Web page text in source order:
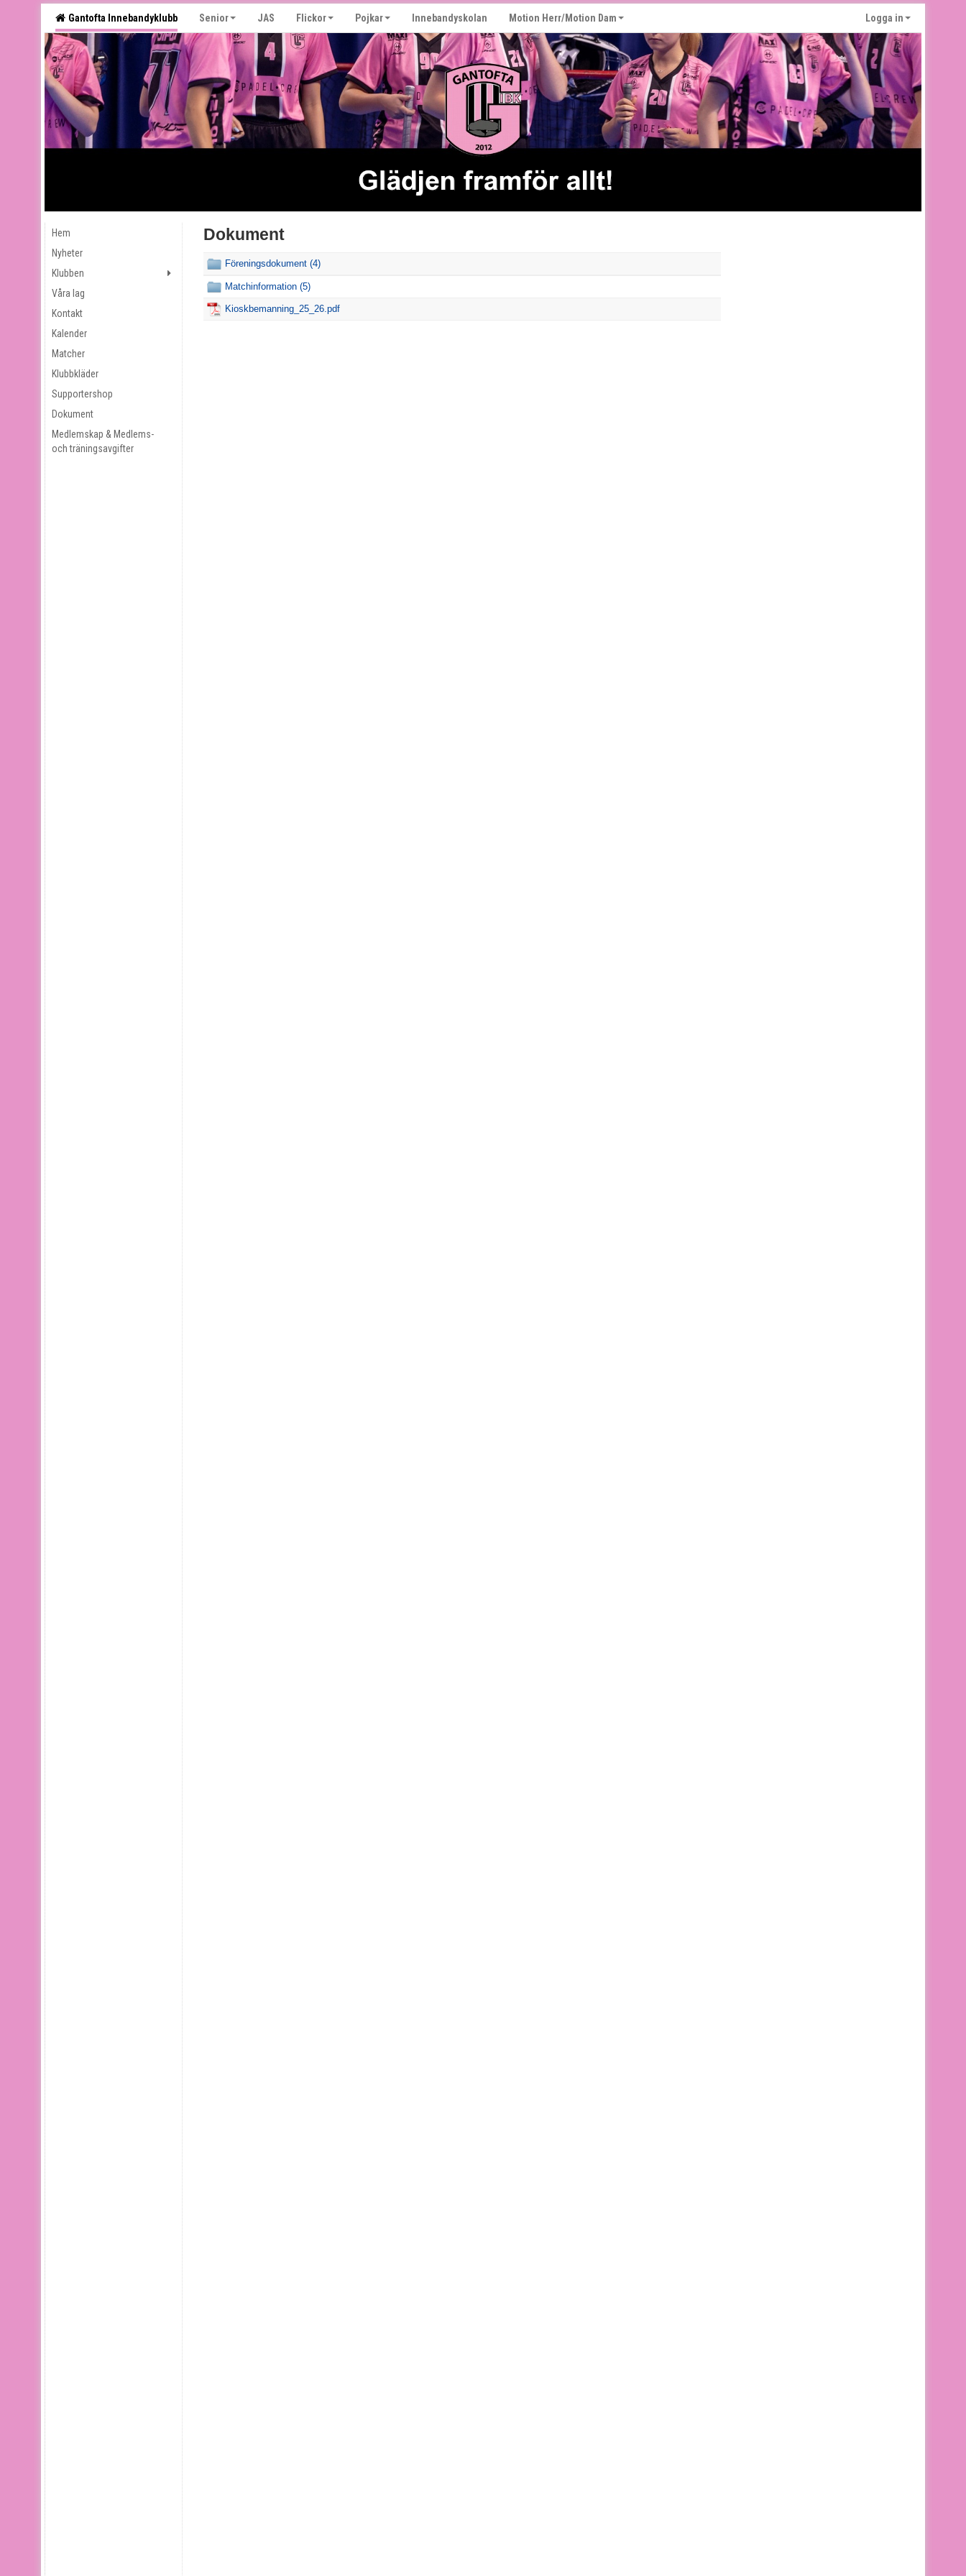
Gantofta Innebandyklubb Senior JAS Flickor Pojkar Innebandyskolan Motion Herr/Motion Dam Logga in
Hem
Nyheter
Klubben
Våra lag
Kontakt
Kalender
Matcher
Klubbkläder
Supportershop
Dokument
Medlemskap & Medlems-
och träningsavgifter
Dokument
Föreningsdokument (4)
Matchinformation (5)
Kioskbemanning_25_26.pdf